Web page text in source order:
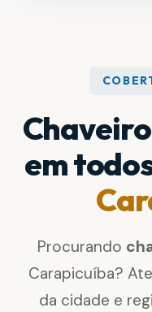
em
Procurando
Carapicuíba?
da cidade e